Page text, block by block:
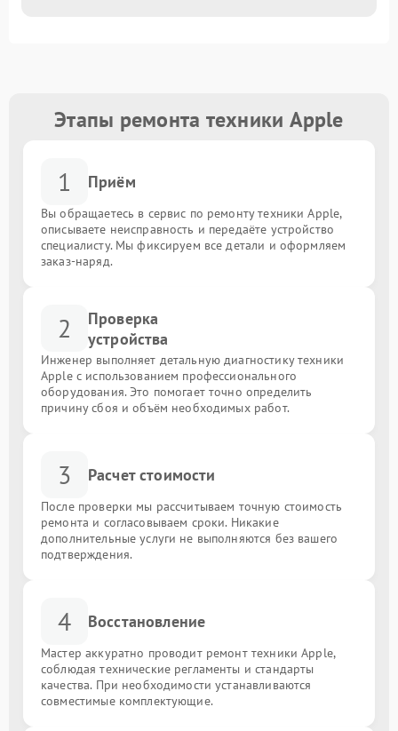
Этапы ремонта техники Apple
1 Приём
Вы обращаетесь в сервис по ремонту техники Apple,
описываете неисправность и передаёте устройство
специалисту. Мы фиксируем все детали и оформляем
заказ-наряд.
2
Проверка
устройства
Инженер выполняет детальную диагностику техники
Apple с использованием профессионального
оборудования. Это помогает точно определить
причину сбоя и объём необходимых работ.
3 Расчет стоимости
После проверки мы рассчитываем точную стоимость
ремонта и согласовываем сроки. Никакие
дополнительные услуги не выполняются без вашего
подтверждения.
4 Восстановление
Мастер аккуратно проводит ремонт техники Apple,
соблюдая технические регламенты и стандарты
качества. При необходимости устанавливаются
совместимые комплектующие.